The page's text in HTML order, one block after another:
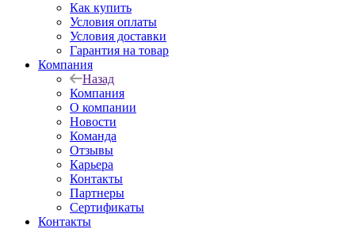
Как купить
Условия оплаты
Условия доставки
Гарантия на товар
Компания
Назад
Компания
О компании
Новости
Команда
Отзывы
Карьера
Контакты
Партнеры
Сертификаты
Контакты